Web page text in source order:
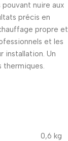
nuire aux
précis en
propre et
et les
installation. Un
thermiques.
0,6 kg